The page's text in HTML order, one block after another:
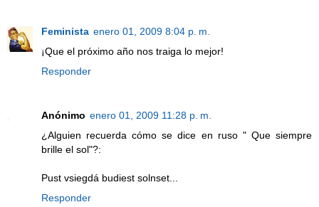
Feminista enero 01, 2009 8:04 p. m.
¡Que el próximo año nos traiga lo mejor!
Responder
Anónimo enero 01, 2009 11:28 p. m.
¿Alguien recuerda cómo se dice en ruso " Que siempre
brille el sol"?:
Pust vsiegdá budiest solnset...
Responder